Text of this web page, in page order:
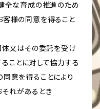
全な育成の推進のため
客様の同意を得ること
体又はその委託を受け
ことに対して協力する
意を得ることにより
れがあるとき